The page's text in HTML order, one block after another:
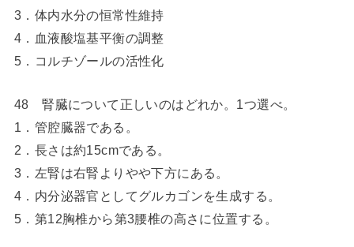
3．体内水分の恒常性維持
4．血液酸塩基平衡の調整
5．コルチゾールの活性化
48 腎臓について正しいのはどれか。1つ選べ。
1．管腔臓器である。
2．長さは約15cmである。
3．左腎は右腎よりやや下方にある。
4．内分泌器官としてグルカゴンを生成する。
5．第12胸椎から第3腰椎の高さに位置する。